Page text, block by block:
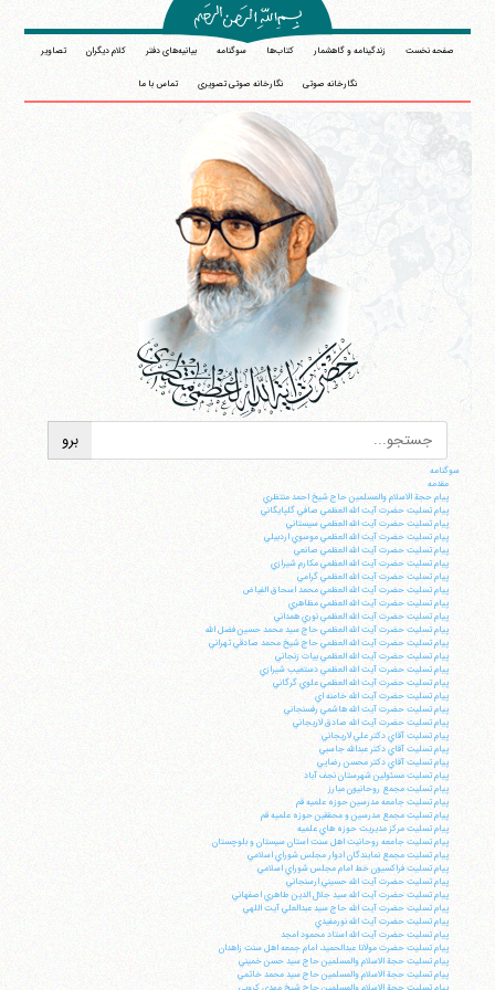
صفحه نخست زندگینامه و گاهشمار کتاب‌ها سوگنامه بیانیه‌های دفتر کلام دیگران تصاویر
نگارخانه صوتی نگارخانه صوتی تصویری تماس با ما
سوگنامه
مقدمه
پيام حجة الاسلام والمسلمين حاج شيخ احمد منتظري
پيام تسليت حضرت آيت الله العظمي صافي گلپايگاني
پيام تسليت حضرت آيت الله العظمي سيستاني
پيام تسليت حضرت آيت الله العظمي موسوي اردبيلي
پيام تسليت حضرت آيت الله العظمي صانعي
پيام تسليت حضرت آيت الله العظمي مكارم شيرازي
پيام تسليت حضرت آيت الله العظمي گرامي
پيام تسليت حضرت آيت الله العظمي محمد اسحاق الفياض
پيام تسليت حضرت آيت الله العظمي مظاهري
پيام تسليت حضرت آيت الله العظمي نوري همداني
پيام تسليت حضرت آيت الله العظمي حاج سيد محمد حسين فضل الله
پيام تسليت حضرت آيت الله العظمي حاج شيخ محمد صادقي تهراني
پيام تسليت حضرت آيت الله العظمي بيات زنجاني
پيام تسليت حضرت آيت الله العظمي دستغيب شيرازي
پيام تسليت حضرت آيت الله العظمي علوي گرگاني
پيام تسليت حضرت آيت الله خامنه اي
پيام تسليت حضرت آيت الله هاشمي رفسنجاني
پيام تسليت حضرت آيت الله صادق لاريجاني
پيام تسليت آقاي دكتر علي لاريجاني
پيام تسليت آقاي دكتر عبدالله جاسبي
پيام تسليت آقاي دكتر محسن رضايي
پيام تسليت مسئولين شهرستان نجف آباد
پيام تسليت مجمع روحانيون مبارز
پيام تسليت جامعه مدرسين حوزه علميه قم
پيام تسليت مجمع مدرسين و محققين حوزه علميه قم
پيام تسليت مركز مديريت حوزه هاي علميه
پيام تسليت جامعه روحانيت اهل سنت استان سيستان و بلوچستان
پيام تسليت مجمع نمايندگان ادوار مجلس شوراي اسلامي
پيام تسليت فراكسيون خط امام مجلس شوراي اسلامي
پيام تسليت حضرت آيت الله حسيني ارسنجاني
پيام تسليت حضرت آيت الله سيد جلال الدين طاهري اصفهاني
پيام تسليت حضرت آيت الله حاج سيد عبدالعلي آيت اللهي
پيام تسليت حضرت آيت الله نورمفيدي
پيام تسليت حضرت آيت الله استاد محمود امجد
پيام تسليت حضرت مولانا عبدالحميد، امام جمعه اهل سنت زاهدان
پيام تسليت حجة الاسلام والمسلمين حاج سيد حسن خميني
پيام تسليت حجة الاسلام والمسلمين حاج سيد محمد خاتمي